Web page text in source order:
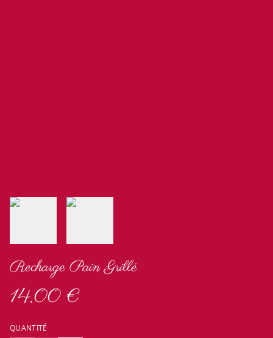
Recharge Pain Grillé
14,00 €
QUANTITÉ